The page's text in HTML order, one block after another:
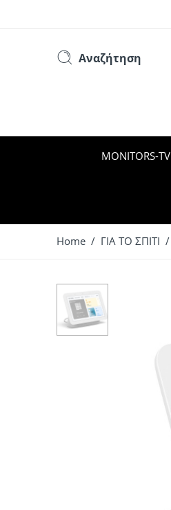
Αναζήτηση
MONITORS-TV
Home / ΓΙΑ ΤΟ ΣΠΙΤΙ /